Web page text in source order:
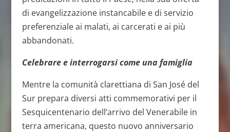
di evangelizzazione instancabile e di servizio
preferenziale ai malati, ai carcerati e ai più
abbandonati.
Celebrare e interrogarsi come una famiglia
Mentre la comunità clarettiana di San José del
Sur prepara diversi atti commemorativi per il
Sesquicentenario dell’arrivo del Venerabile in
terra americana, questo nuovo anniversario